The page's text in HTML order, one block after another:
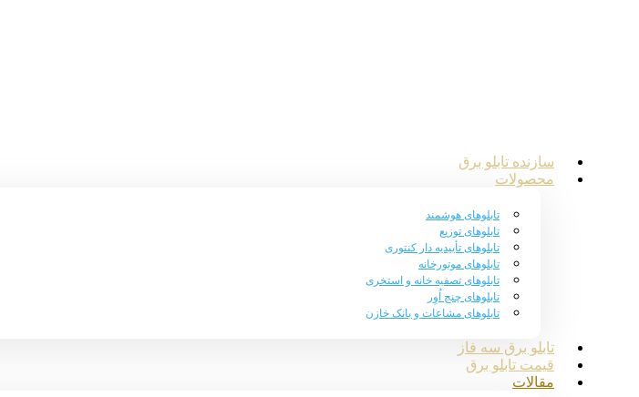
سازنده تابلو برق
محصولات
تابلوهای هوشمند
تابلوهای توزیع
تابلوهای تأییدیه دار کنتوری
تابلوهای موتورخانه
تابلوهای تصفیه خانه و استخری
تابلوهای چنج اُوِر
تابلوهای مشاعات و بانک خازن
تابلو برق سه فاز
قیمت تابلو برق
مقالات